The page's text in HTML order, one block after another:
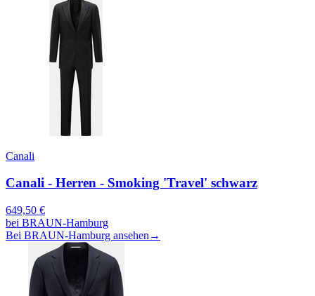
Canali
Canali - Herren - Smoking 'Travel' schwarz
649,50 €
bei BRAUN-Hamburg
Bei BRAUN-Hamburg ansehen →